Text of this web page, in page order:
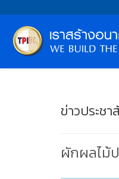
ข่าวประช
ผักผลไม้